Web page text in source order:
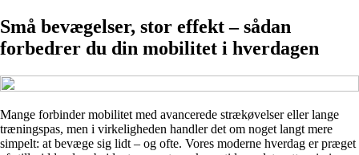
Små bevægelser, stor effekt – sådan
forbedrer du din mobilitet i hverdagen
Mange forbinder mobilitet med avancerede strækøvelser eller lange
træningspas, men i virkeligheden handler det om noget langt mere
simpelt: at bevæge sig lidt – og ofte. Vores moderne hverdag er præget